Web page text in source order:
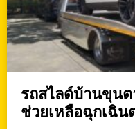
รถสไลด์บ้านขุนต
ช่วยเหลือฉุกเฉิน